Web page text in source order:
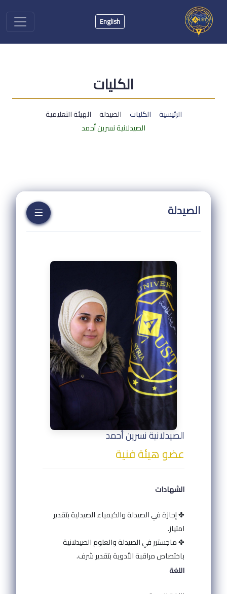
English
الكليات
الرئيسية الكليات الصيدلة
الهيئة التعليمية
الصيدلانية نسرين أحمد
الصيدلة
الصيدلانية نسرين أحمد
عضو هيئة فنية
الشهادات
✤ إجازة في الصيدلة والكيمياء الصيدلية بتقدير
امتياز.
✤ ماجستير في الصيدلة والعلوم الصيدلانية
باختصاص مراقبة الأدوية بتقدير شرف.
اللغة